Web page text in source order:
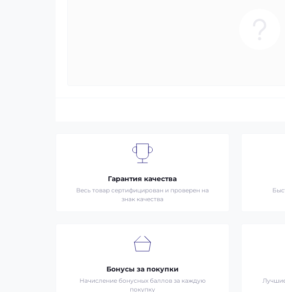
Гарантия качества
Весь товар сертифицирован и проверен на
знак качества
Бонусы за покупки
Начисление бонусных баллов за каждую
покупку